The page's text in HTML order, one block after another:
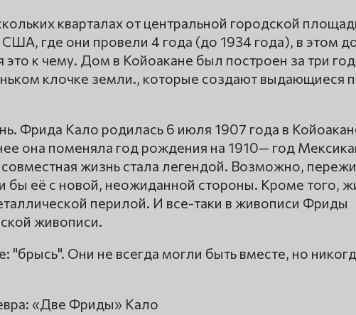
кварталах от центральной городской
где они провели 4 года (до 1934 года), в этом
к чему. Дом в Койоакане был построен за три
клочке земли., которые создают выдающиеся
Фрида Кало родилась 6 июля 1907 года в
она поменяла год рождения на 1910— год
жизнь стала легендой. Возможно,
бы её с новой, неожиданной стороны. Кроме того,
перилой. И все-таки в живописи Фриды
живописи.
"брысь". Они не всегда могли быть вместе, но
«Две Фриды» Кало